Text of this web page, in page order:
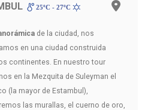
25ºC - 27ºC
de la ciudad, nos
en una ciudad construida
continentes. En nuestro tour
en la Mezquita de Suleyman el
(la mayor de Estambul),
las murallas, el cuerno de oro,